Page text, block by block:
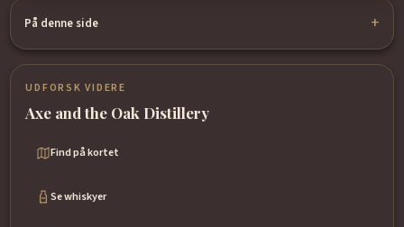
På denne side
UDFORSK VIDERE
Axe and the Oak Distillery
Find på kortet
Se whiskyer